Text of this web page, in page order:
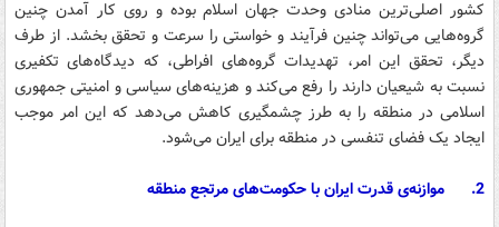
کشور اصلی‌ترین منادی وحدت جهان اسلام بوده و روی کار آمدن چنین
گروه‌هایی می‌تواند چنین فرآیند و خواستی را سرعت و تحقق بخشد. از طرف
دیگر، تحقق این امر، تهدیدات گروه‌های افراطی، که دیدگاه‌های تکفیری
نسبت به شیعیان دارند را رفع می‌کند و هزینه‌های سیاسی و امنیتی جمهوری
اسلامی در منطقه را به طرز چشمگیری کاهش می‌دهد که این امر موجب
ایجاد یک فضای تنفسی در منطقه برای ایران می‌شود.
2. موازنه‌ی قدرت ایران با حکومت‌های مرتجع منطقه